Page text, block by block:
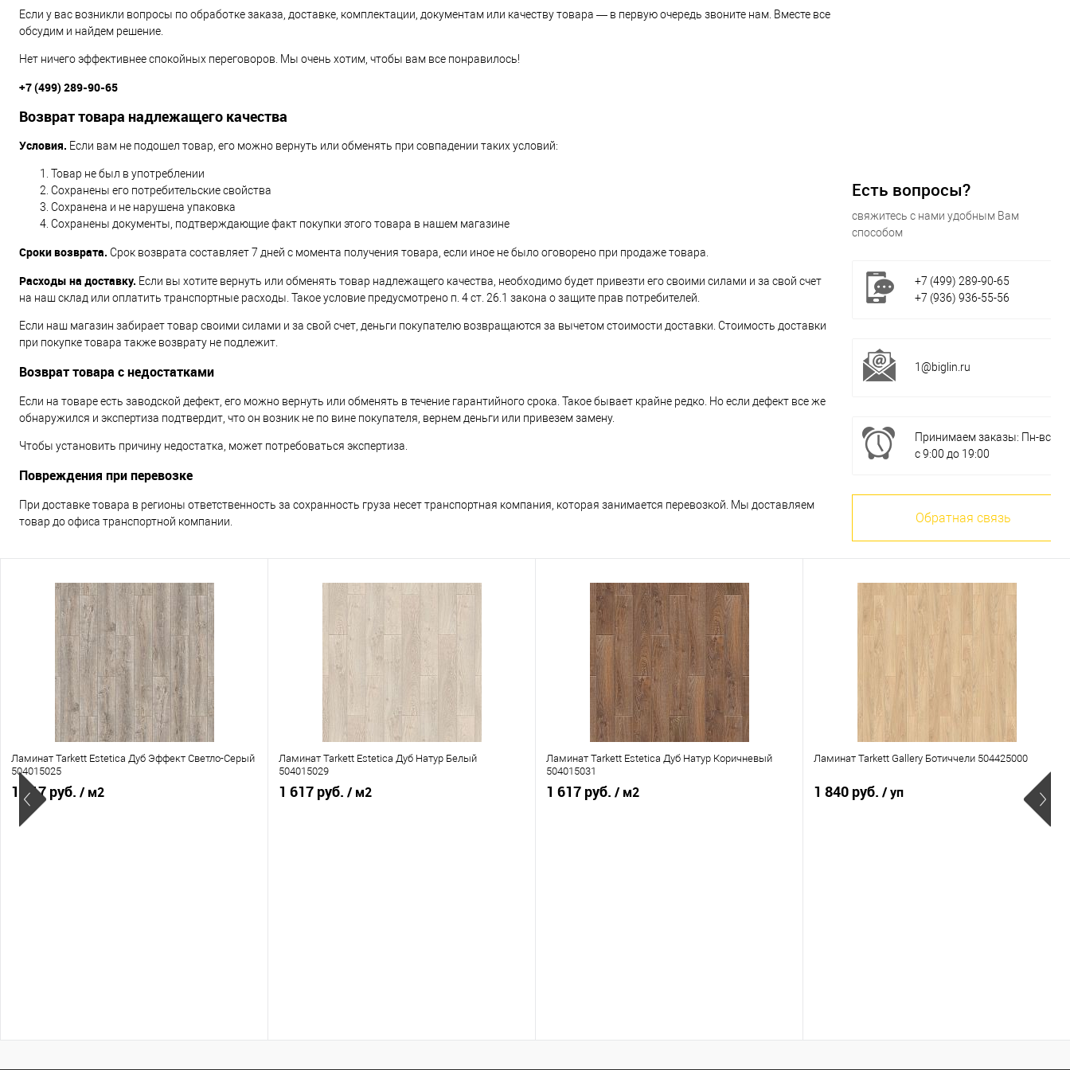
Если у вас возникли вопросы по обработке заказа, доставке, комплектации, документам или качеству товара — в первую очередь звоните нам. Вместе все
обсудим и найдем решение.
Нет ничего эффективнее спокойных переговоров. Мы очень хотим, чтобы вам все понравилось!
+7 (499) 289-90-65
Возврат товара надлежащего качества
Условия. Если вам не подошел товар, его можно вернуть или обменять при совпадении таких условий:
Товар не был в употреблении
Сохранены его потребительские свойства
Сохранена и не нарушена упаковка
Сохранены документы, подтверждающие факт покупки этого товара в нашем магазине
Сроки возврата. Срок возврата составляет 7 дней с момента получения товара, если иное не было оговорено при продаже товара.
Расходы на доставку. Если вы хотите вернуть или обменять товар надлежащего качества, необходимо будет привезти его своими силами и за свой счет
на наш склад или оплатить транспортные расходы. Такое условие предусмотрено п. 4 ст. 26.1 закона о защите прав потребителей.
Если наш магазин забирает товар своими силами и за свой счет, деньги покупателю возвращаются за вычетом стоимости доставки. Стоимость доставки
при покупке товара также возврату не подлежит.
Возврат товара с недостатками
Если на товаре есть заводской дефект, его можно вернуть или обменять в течение гарантийного срока. Такое бывает крайне редко. Но если дефект все же
обнаружился и экспертиза подтвердит, что он возник не по вине покупателя, вернем деньги или привезем замену.
Чтобы установить причину недостатка, может потребоваться экспертиза.
Повреждения при перевозке
При доставке товара в регионы ответственность за сохранность груза несет транспортная компания, которая занимается перевозкой. Мы доставляем
товар до офиса транспортной компании.
Есть вопросы?
свяжитесь с нами удобным Вам
способом
+7 (499) 289-90-65
+7 (936) 936-55-56
1@biglin.ru
Принимаем заказы: Пн-вс
с 9:00 до 19:00
Обратная связь
Ламинат Tarkett Estetica Дуб Эффект Светло-Серый
504015025
1 617 руб. / м2
Ламинат Tarkett Estetica Дуб Натур Белый
504015029
1 617 руб. / м2
Ламинат Tarkett Estetica Дуб Натур Коричневый
504015031
1 617 руб. / м2
Ламинат Tarkett Gallery Ботиччели 504425000
1 840 руб. / уп